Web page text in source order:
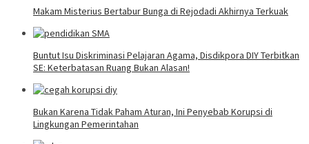
Makam Misterius Bertabur Bunga di Rejodadi Akhirnya Terkuak
Buntut Isu Diskriminasi Pelajaran Agama, Disdikpora DIY Terbitkan
SE: Keterbatasan Ruang Bukan Alasan!
Bukan Karena Tidak Paham Aturan, Ini Penyebab Korupsi di
Lingkungan Pemerintahan